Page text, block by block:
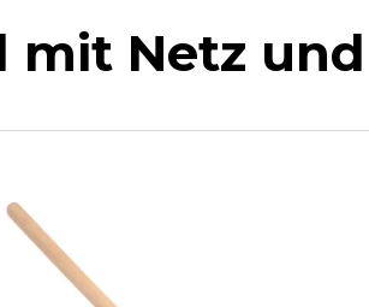
mit Netz